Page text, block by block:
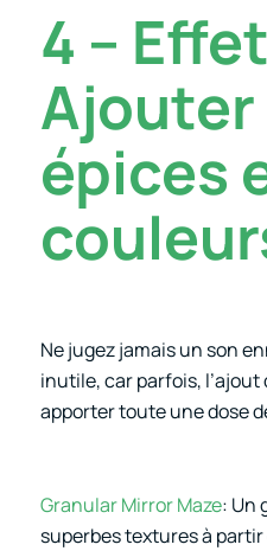
4 –
Ajouter
épices
Ne jugez jamais un son
inutile, car parfois,
apporter toute une dose
Granular Mirror Maze: Un
superbes textures à